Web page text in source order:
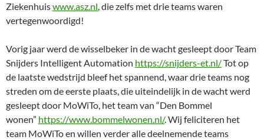
Ziekenhuiswww.asz.nl, die zelfs met drie teams waren
vertegenwoordigd!
Vorig jaar werd de wisselbeker in de wacht gesleept door Team
Snijders Intelligent Automation https://snijders-et.nl/Tot op
de laatste wedstrijd bleef het spannend, waar drie teams nog
streden om de eerste plaats, die uiteindelijk in de wacht werd
gesleept door MoWiTo, het team van “Den Bommel
wonen” https://www.bommelwonen.nl/. Wij feliciteren het
team MoWiTo en willen verder alle deelnemende teams